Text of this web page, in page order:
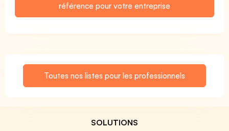
référence pour votre entreprise
Toutes nos listes pour les professionnels
SOLUTIONS